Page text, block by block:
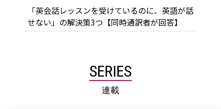
「英会話レッスンを受けているのに、英語が話
せない」の解決策3つ【同時通訳者が回答】
SERIES
連載